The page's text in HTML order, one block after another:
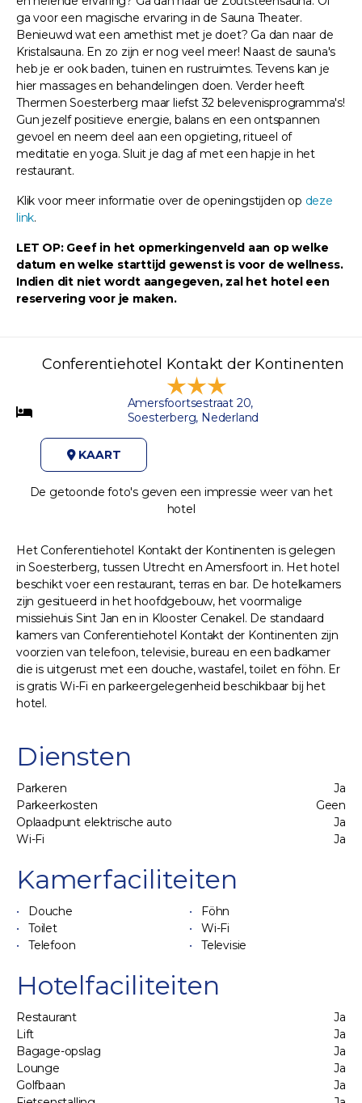
ga voor een magische ervaring in de Sauna Theater.
Benieuwd wat een amethist met je doet? Ga dan naar de
Kristalsauna. En zo zijn er nog veel meer! Naast de sauna's
heb je er ook baden, tuinen en rustruimtes. Tevens kan je
hier massages en behandelingen doen. Verder heeft
Thermen Soesterberg maar liefst 32 belevenisprogramma's!
Gun jezelf positieve energie, balans en een ontspannen
gevoel en neem deel aan een opgieting, ritueel of
meditatie en yoga. Sluit je dag af met een hapje in het
restaurant.
Klik voor meer informatie over de openingstijden op deze
link.
LET OP: Geef in het opmerkingenveld aan op welke
datum en welke starttijd gewenst is voor de wellness.
Indien dit niet wordt aangegeven, zal het hotel een
reservering voor je maken.
Conferentiehotel Kontakt der Kontinenten
Amersfoortsestraat 20,
Soesterberg, Nederland
KAART
De getoonde foto's geven een impressie weer van het
hotel
Het Conferentiehotel Kontakt der Kontinenten is gelegen
in Soesterberg, tussen Utrecht en Amersfoort in. Het hotel
beschikt voer een restaurant, terras en bar. De hotelkamers
zijn gesitueerd in het hoofdgebouw, het voormalige
missiehuis Sint Jan en in Klooster Cenakel. De standaard
kamers van Conferentiehotel Kontakt der Kontinenten zijn
voorzien van telefoon, televisie, bureau en een badkamer
die is uitgerust met een douche, wastafel, toilet en föhn. Er
is gratis Wi-Fi en parkeergelegenheid beschikbaar bij het
hotel.
Diensten
Parkeren
Ja
Parkeerkosten
Geen
Oplaadpunt elektrische auto
Ja
Wi-Fi
Ja
Kamerfaciliteiten
Douche
Föhn
Toilet
Wi-Fi
Telefoon
Televisie
Hotelfaciliteiten
Restaurant
Ja
Lift
Ja
Bagage-opslag
Ja
Lounge
Ja
Golfbaan
Ja